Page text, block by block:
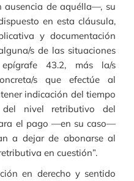
de aquélla—, su
en esta cláusula,
y documentación
s de las situaciones
43.2, más la/s
s que efectúe al
indicación del tiempo
nivel retributivo del
el pago —en su caso—
a dejar de abonarse al
en cuestión”.
en derecho y sentido